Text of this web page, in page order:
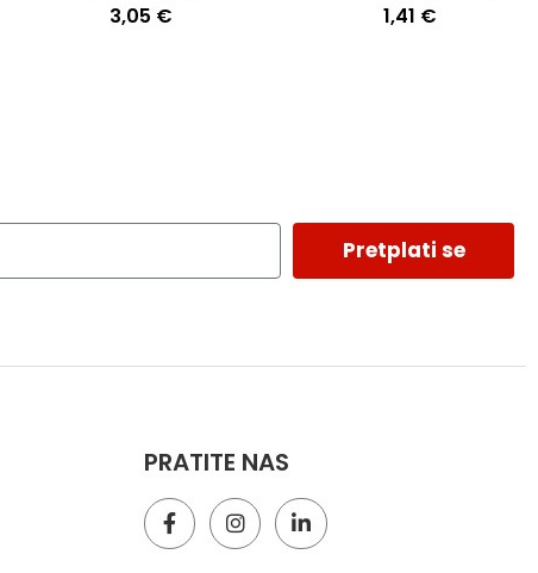
3,05 € 1,41 €
Pretplati se
PRATITE NAS